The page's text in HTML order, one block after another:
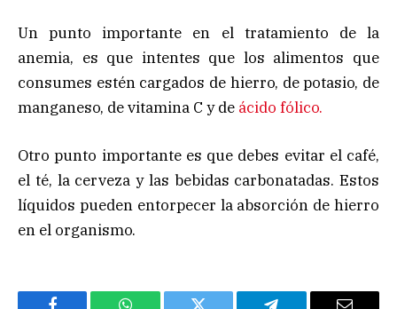
Un punto importante en el tratamiento de la
anemia, es que intentes que los alimentos que
consumes estén cargados de hierro, de potasio, de
manganeso, de vitamina C y de ácido fólico.
Otro punto importante es que debes evitar el café,
el té, la cerveza y las bebidas carbonatadas. Estos
líquidos pueden entorpecer la absorción de hierro
en el organismo.